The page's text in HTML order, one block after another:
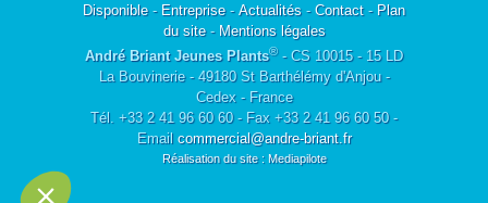
Disponible- Entreprise- Actualités - Contact- Plan
du site- Mentions légales
André Briant Jeunes Plants®- CS 10015 - 15 LD
La Bouvinerie - 49180 St Barthélémy d'Anjou -
Cedex - France
Tél. +33 2 41 96 60 60 - Fax +33 2 41 96 60 50 -
Email commercial@andre-briant.fr
Réalisation du site : Mediapilote